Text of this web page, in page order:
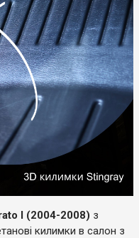
I (2004-2008) з
килимки в салон з